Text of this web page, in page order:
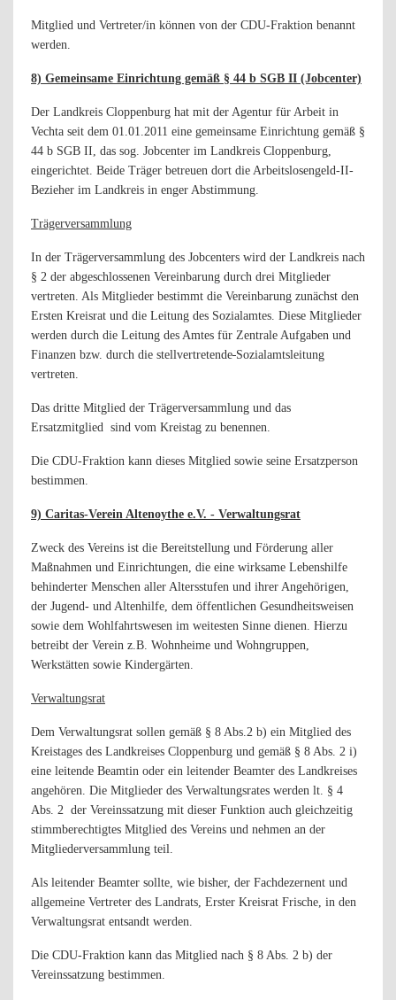
Mitglied und Vertreter/in können von der CDU-Fraktion benannt
werden.
8) Gemeinsame Einrichtung gemäß § 44 b SGB II (Jobcenter)
Der Landkreis Cloppenburg hat mit der Agentur für Arbeit in
Vechta seit dem 01.01.2011 eine gemeinsame Einrichtung gemäß §
44 b SGB II, das sog. Jobcenter im Landkreis Cloppenburg,
eingerichtet. Beide Träger betreuen dort die Arbeitslosengeld-II-
Bezieher im Landkreis in enger Abstimmung.
Trägerversammlung
In der Trägerversammlung des Jobcenters wird der Landkreis nach
§ 2 der abgeschlossenen Vereinbarung durch drei Mitglieder
vertreten. Als Mitglieder bestimmt die Vereinbarung zunächst den
Ersten Kreisrat und die Leitung des Sozialamtes. Diese Mitglieder
werden durch die Leitung des Amtes für Zentrale Aufgaben und
Finanzen bzw. durch die stellvertretende Sozialamtsleitung
vertreten.
Das dritte Mitglied der Trägerversammlung und das
Ersatzmitglied sind vom Kreistag zu benennen.
Die CDU-Fraktion kann dieses Mitglied sowie seine Ersatzperson
bestimmen.
9) Caritas-Verein Altenoythe e.V. - Verwaltungsrat
Zweck des Vereins ist die Bereitstellung und Förderung aller
Maßnahmen und Einrichtungen, die eine wirksame Lebenshilfe
behinderter Menschen aller Altersstufen und ihrer Angehörigen,
der Jugend- und Altenhilfe, dem öffentlichen Gesundheitsweisen
sowie dem Wohlfahrtswesen im weitesten Sinne dienen. Hierzu
betreibt der Verein z.B. Wohnheime und Wohngruppen,
Werkstätten sowie Kindergärten.
Verwaltungsrat
Dem Verwaltungsrat sollen gemäß § 8 Abs.2 b) ein Mitglied des
Kreistages des Landkreises Cloppenburg und gemäß § 8 Abs. 2 i)
eine leitende Beamtin oder ein leitender Beamter des Landkreises
angehören. Die Mitglieder des Verwaltungsrates werden lt. § 4
Abs. 2 der Vereinssatzung mit dieser Funktion auch gleichzeitig
stimmberechtigtes Mitglied des Vereins und nehmen an der
Mitgliederversammlung teil.
Als leitender Beamter sollte, wie bisher, der Fachdezernent und
allgemeine Vertreter des Landrats, Erster Kreisrat Frische, in den
Verwaltungsrat entsandt werden.
Die CDU-Fraktion kann das Mitglied nach § 8 Abs. 2 b) der
Vereinssatzung bestimmen.